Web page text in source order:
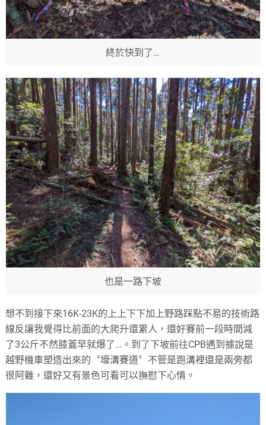
終於快到了…
也是一路下坡
想不到接下來16K-23K的上上下下加上野路踩點不易的技術路
線反讓我覺得比前面的大爬升還累人，還好賽前一段時間減
了3公斤不然膝蓋早就爆了…。到了下坡前往CPB遇到據說是
越野機車塑造出來的〝壕溝賽道〞不管是跑溝裡還是兩旁都
很阿雜，還好又有景色可看可以撫慰下心情。